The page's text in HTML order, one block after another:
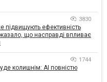
3830
підвищують ефективність
що насправді впливає
1744
колишнім: AI повністю